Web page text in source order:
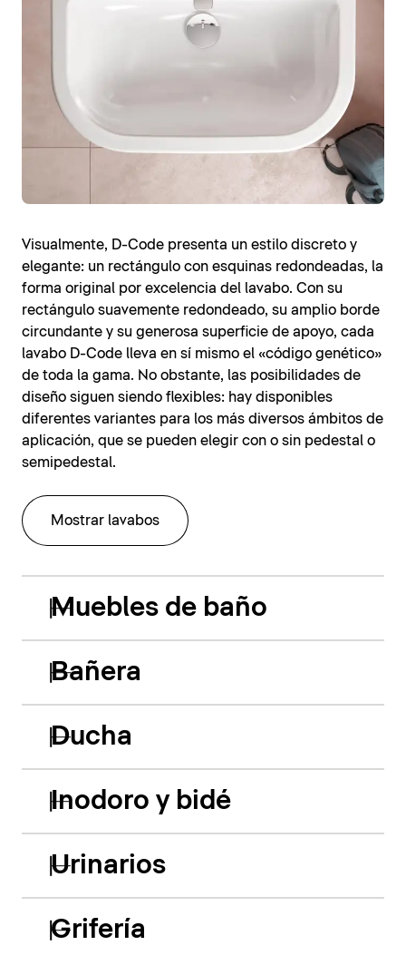
Visualmente, D-Code presenta un estilo discreto y
elegante: un rectángulo con esquinas redondeadas, la
forma original por excelencia del lavabo. Con su
rectángulo suavemente redondeado, su amplio borde
circundante y su generosa superficie de apoyo, cada
lavabo D-Code lleva en sí mismo el «código genético»
de toda la gama. No obstante, las posibilidades de
diseño siguen siendo flexibles: hay disponibles
diferentes variantes para los más diversos ámbitos de
aplicación, que se pueden elegir con o sin pedestal o
semipedestal.
Mostrar lavabos
Muebles de baño
Bañera
Ducha
Inodoro y bidé
Urinarios
Grifería